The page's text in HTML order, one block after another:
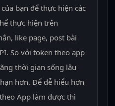
bạn để thực hiện các
thực hiện trên
like page, post bài
So với token theo app
thời gian sống lâu
hơn. Để dễ hiểu hơn
App làm được thì